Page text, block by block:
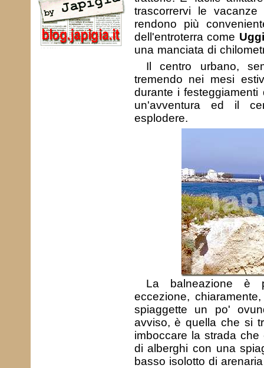
trascorrervi le
rendono più
dell'entroterra come
una manciata di
Il centro urbano,
tremendo nei mesi
durante i
un'avventura ed il
esplodere.
La balneazione è
eccezione,
spiaggette un po'
avviso, è quella che si
imboccare la strada
di alberghi con una
basso isolotto di